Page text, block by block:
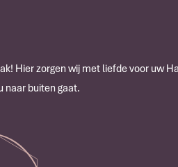
Hier zorgen wij met liefde voor uw
naar buiten gaat.